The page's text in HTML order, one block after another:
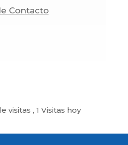
Contacto
visitas , 1 Visitas hoy